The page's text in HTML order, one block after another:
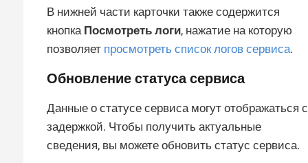
В нижней части карточки также содержится
кнопка Посмотреть логи, нажатие на которую
позволяет просмотреть список логов сервиса.
Обновление статуса сервиса
Данные о статусе сервиса могут отображаться с
задержкой. Чтобы получить актуальные
сведения, вы можете обновить статус сервиса.